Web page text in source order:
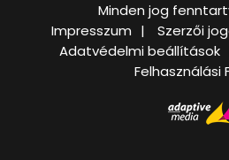
Minden jog
Impresszum
Szerzői
Adatvédelmi beállítások
Felhasználási